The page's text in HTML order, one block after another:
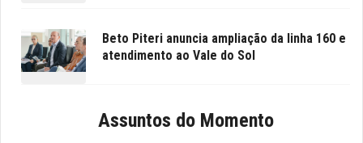
Beto Piteri anuncia ampliação da linha 160 e
atendimento ao Vale do Sol
Assuntos do Momento